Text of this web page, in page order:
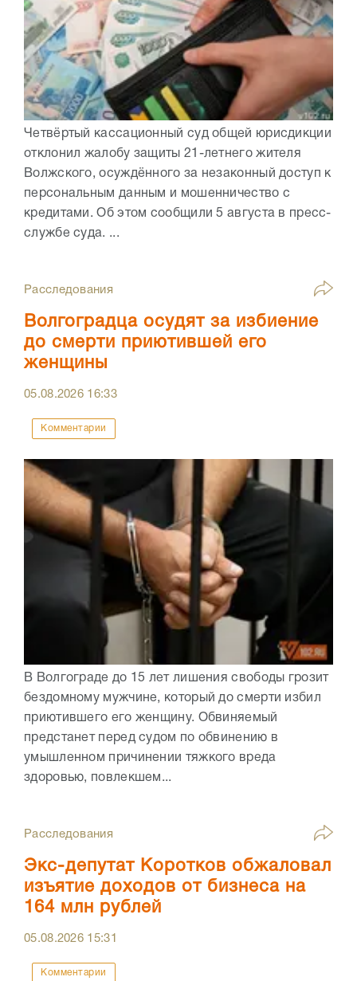
Четвёртый кассационный суд общей юрисдикции
отклонил жалобу защиты 21-летнего жителя
Волжского, осуждённого за незаконный доступ к
персональным данным и мошенничество с
кредитами. Об этом сообщили 5 августа в пресс-
службе суда. ...
Расследования
Волгоградца осудят за избиение
до смерти приютившей его
женщины
05.08.2026 16:33
Комментарии
В Волгограде до 15 лет лишения свободы грозит
бездомному мужчине, который до смерти избил
приютившего его женщину. Обвиняемый
предстанет перед судом по обвинению в
умышленном причинении тяжкого вреда
здоровью, повлекшем...
Расследования
Экс-депутат Коротков обжаловал
изъятие доходов от бизнеса на
164 млн рублей
05.08.2026 15:31
Комментарии